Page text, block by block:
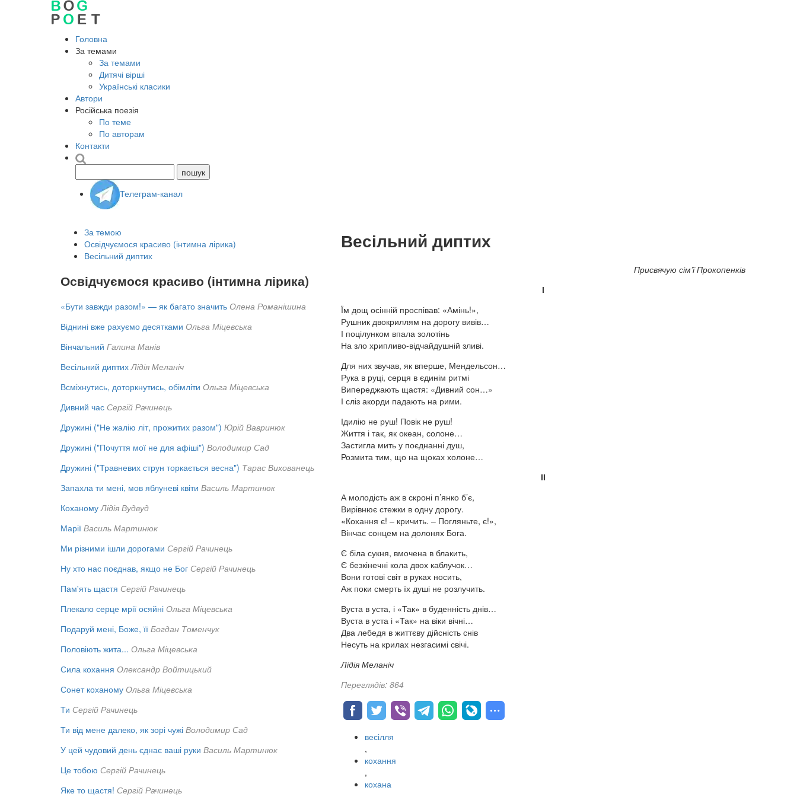
Головна
За темами
За темами
Дитячі вірші
Українські класики
Автори
Російська поезія
По теме
По авторам
Контакти
Телеграм-канал
Весільний диптих
Присвячую сім’ї Прокопенків
І
Їм дощ осінній проспівав: «Амінь!»,
Рушник двокриллям на дорогу вивів…
І поцілунком впала золотінь
На зло хрипливо-відчайдушній зливі.
Для них звучав, як вперше, Мендельсон…
Рука в руці, серця в єдинім ритмі
Випереджають щастя: «Дивний сон…»
І сліз акорди падають на рими.
Ідилію не руш! Повік не руш!
Життя і так, як океан, солоне…
Застигла мить у поєднанні душ,
Розмита тим, що на щоках холоне…
ІІ
А молодість аж в скроні п’янко б’є,
Вирівнює стежки в одну дорогу.
«Кохання є! – кричить. – Погляньте, є!»,
Вінчає сонцем на долонях Бога.
Є біла сукня, вмочена в блакить,
Є безкінечні кола двох каблучок…
Вони готові світ в руках носить,
Аж поки смерть їх душі не розлучить.
Вуста в уста, і «Так» в буденність днів…
Вуста в уста і «Так» на віки вічні…
Два лебедя в життєву дійсність снів
Несуть на крилах незгасимі свічі.
Лідія Меланіч
Переглядів: 864
весілля
,
кохання
,
кохана
За темою
Освідчуємося красиво (інтимна лірика)
Весільний диптих
Освідчуємося красиво (інтимна лірика)
«Бути завжди разом!» — як багато значить Олена Романішина
Віднині вже рахуємо десятками Ольга Міцевська
Вінчальний Галина Манів
Весільний диптих Лідія Меланіч
Всміхнутись, доторкнутись, обімліти Ольга Міцевська
Дивний час Сергій Рачинець
Дружині ("Не жалію літ, прожитих разом") Юрій Вавринюк
Дружині ("Почуття мої не для афіші") Володимир Сад
Дружині ("Травневих струн торкається весна") Тарас Вихованець
Запахла ти мені, мов яблуневі квіти Василь Мартинюк
Коханому Лідія Вудвуд
Марії Василь Мартинюк
Ми різними ішли дорогами Сергій Рачинець
Ну хто нас поєднав, якщо не Бог Сергій Рачинець
Пам'ять щастя Сергій Рачинець
Плекало серце мрії осяйні Ольга Міцевська
Подаруй мені, Боже, її Богдан Томенчук
Половіють жита... Ольга Міцевська
Сила кохання Олександр Войтицький
Сонет коханому Ольга Міцевська
Ти Сергій Рачинець
Ти від мене далеко, як зорі чужі Володимир Сад
У цей чудовий день єднає ваші руки Василь Мартинюк
Це тобою Сергій Рачинець
Яке то щастя! Сергій Рачинець